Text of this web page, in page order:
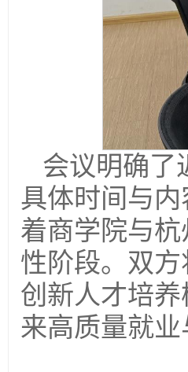
会议明确了
具体时间与
着商学院与
性阶段。双
创新人才培
来高质量就